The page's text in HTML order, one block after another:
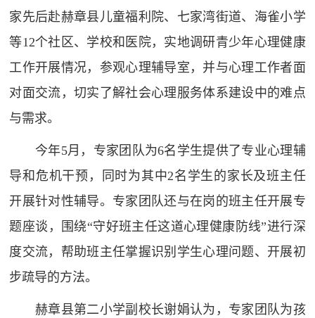
家先后赴赫章县儿童福利院、七家湾街道、海雀小学
等12个社区、学校和医院，实地调研青少年心理健康
工作开展情况，参观心理辅导室，并与心理工作者面
对面交流，切实了解社会心理服务体系建设中的难点
与需求。
今年5月，专家团队为6名学生提供了专业心理辅
导和危机干预，同时为其中2名学生的家长及班主任
开展针对性辅导。专家团队还与在岗的班主任开展专
题座谈，围绕“守好班主任这道心理健康防线”进行深
度交流，帮助班主任掌握识别学生心理问题、开展初
步疏导的方法。
赫章县第二小学副校长谢娟认为，专家团队为孩